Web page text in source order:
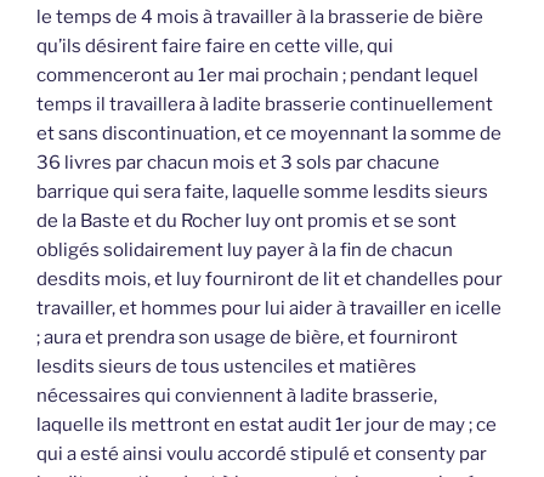
le temps de 4 mois à travailler à la brasserie de bière
qu’ils désirent faire faire en cette ville, qui
commenceront au 1er mai prochain ; pendant lequel
temps il travaillera à ladite brasserie continuellement
et sans discontinuation, et ce moyennant la somme de
36 livres par chacun mois et 3 sols par chacune
barrique qui sera faite, laquelle somme lesdits sieurs
de la Baste et du Rocher luy ont promis et se sont
obligés solidairement luy payer à la fin de chacun
desdits mois, et luy fourniront de lit et chandelles pour
travailler, et hommes pour lui aider à travailler en icelle
; aura et prendra son usage de bière, et fourniront
lesdits sieurs de tous ustenciles et matières
nécessaires qui conviennent à ladite brasserie,
laquelle ils mettront en estat audit 1er jour de may ; ce
qui a esté ainsi voulu accordé stipulé et consenty par